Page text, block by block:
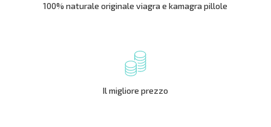
100% naturale originale viagra e kamagra pillole
Il migliore prezzo